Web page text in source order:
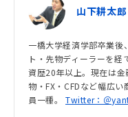
山下耕太郎
一橋大学経済学部卒業後
ト・先物ディーラーを
資歴20年以上。現在は
物・FX・CFDなど幅広
員一種。 Twitter：＠